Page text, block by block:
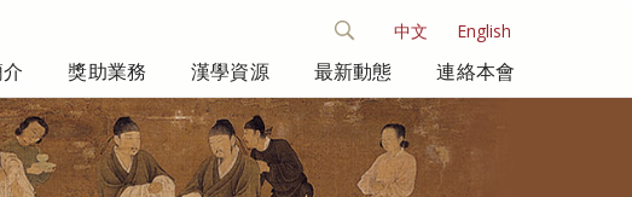
中文 English
獎助業務 漢學資源 最新動態 連絡本會